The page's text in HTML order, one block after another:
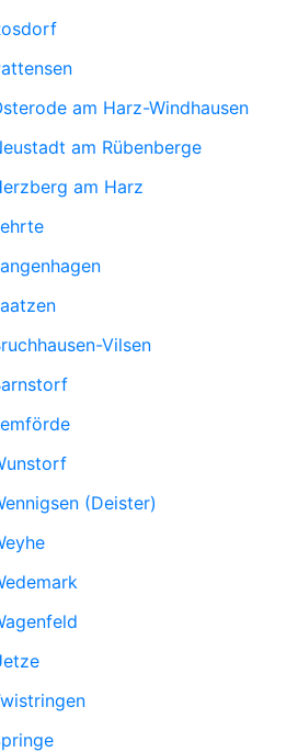
am Harz-Windhausen
am Rübenberge
am Harz
Vilsen
(Deister)